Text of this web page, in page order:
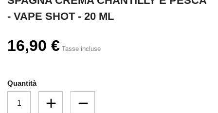
- VAPE SHOT - 20 ML
16,90 € Tasse incluse
Quantità